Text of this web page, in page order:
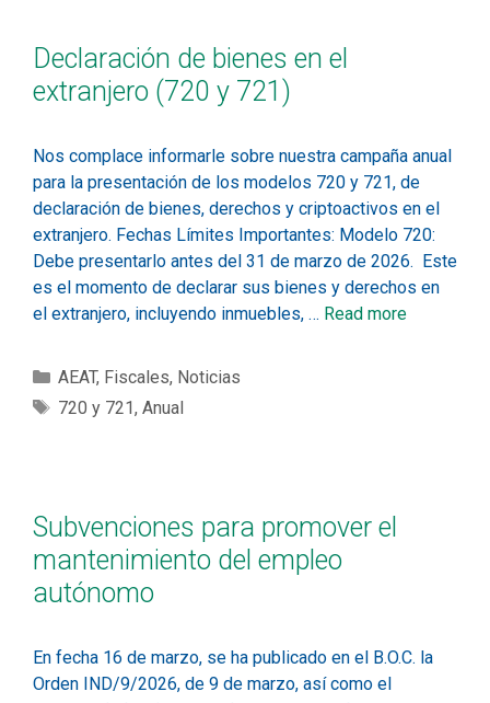
Declaración de bienes en el
extranjero (720 y 721)
Nos complace informarle sobre nuestra campaña anual
para la presentación de los modelos 720 y 721, de
declaración de bienes, derechos y criptoactivos en el
extranjero. Fechas Límites Importantes: Modelo 720:
Debe presentarlo antes del 31 de marzo de 2026. Este
es el momento de declarar sus bienes y derechos en
el extranjero, incluyendo inmuebles, … Read more
AEAT, Fiscales, Noticias
720 y 721, Anual
Subvenciones para promover el
mantenimiento del empleo
autónomo
En fecha 16 de marzo, se ha publicado en el B.O.C. la
Orden IND/9/2026, de 9 de marzo, así como el